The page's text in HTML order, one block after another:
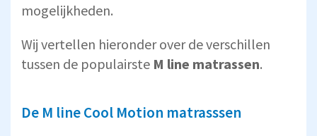
mogelijkheden.
Wij vertellen hieronder over de verschillen
tussen de populairste M line matrassen.
De M line Cool Motion matrasssen